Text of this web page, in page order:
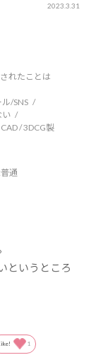
2023.3.31
れたことは
ル/SNS
い
/ 3DCG製
:普通
というところ
いてそれもあ
干わかりにく
1